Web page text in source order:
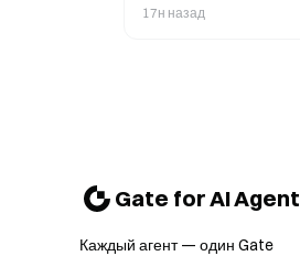
17н назад
Gate for AI Agent
Каждый агент — один Gate